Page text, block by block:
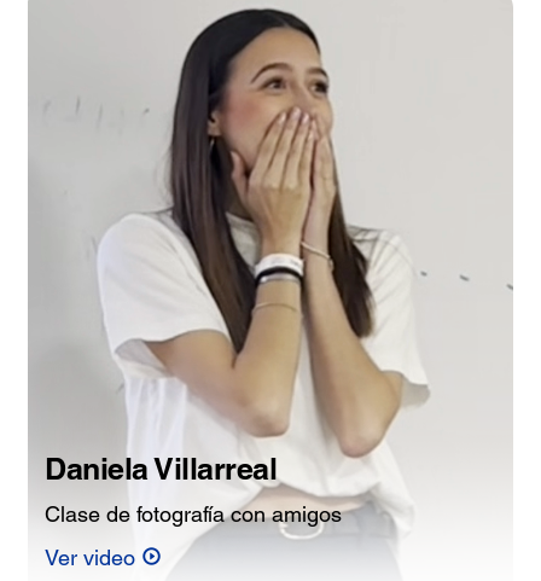
Daniela Villarreal
Clase de fotografía con amigos
Ver video